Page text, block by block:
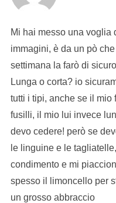
Mi hai messo una voglia
immagini, è da un pò
settimana la farò di
Lunga o corta? io
tutti i tipi, anche se il mio
fusilli, il mio lui invece
devo cedere! però se
le linguine e le
condimento e mi
spesso il limoncello per
un grosso abbraccio